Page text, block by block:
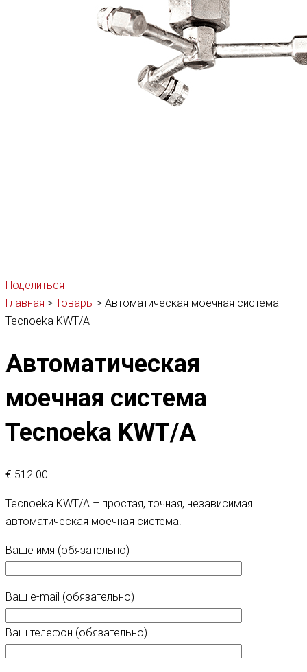
Поделиться
Главная > Товары > Автоматическая моечная система
Tecnoeka KWT/A
Автоматическая
моечная система
Tecnoeka KWT/A
€ 512.00
Tecnoeka KWT/A – простая, точная, независимая
автоматическая моечная система.
Ваше имя (обязательно)
Ваш e-mail (обязательно)
Ваш телефон (обязательно)